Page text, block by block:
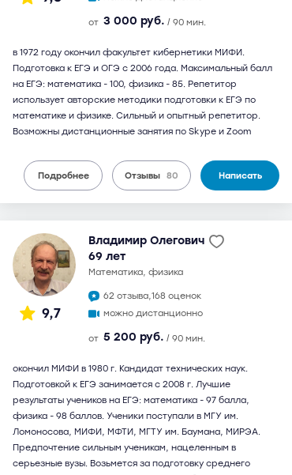
от 3 000 руб. / 90 мин.
в 1972 году окончил факультет кибернетики МИФИ.
Подготовка к ЕГЭ и ОГЭ с 2006 года. Максимальный балл
на ЕГЭ: математика - 100, физика - 85. Репетитор
использует авторские методики подготовки к ЕГЭ по
математике и физике. Сильный и опытный репетитор.
Возможны дистанционные занятия по Skype и Zoom
Подробнее Отзывы 80 Написать
9,7
Владимир Олегович
69 лет
математика, физика
62 отзыва,168 оценок
можно дистанционно
от 5 200 руб. / 90 мин.
окончил МИФИ в 1980 г. Кандидат технических наук.
Подготовкой к ЕГЭ занимается с 2008 г. Лучшие
результаты учеников на ЕГЭ: математика - 97 балла,
физика - 98 баллов. Ученики поступали в МГУ им.
Ломоносова, МИФИ, МФТИ, МГТУ им. Баумана, МИРЭА.
Предпочтение сильным ученикам, нацеленным в
серьезные вузы. Возьмется за подготовку среднего